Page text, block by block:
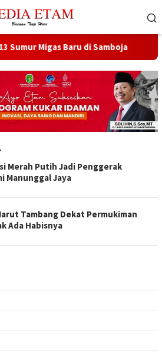
Migas Baru di Samboja
Merah Putih Jadi Penggerak
Manunggal Jaya
Tambang Dekat Permukiman
Ada Habisnya